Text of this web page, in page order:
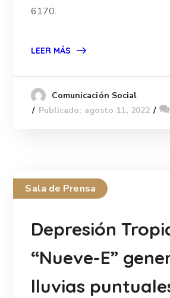
6170.
LEER MÁS
Comunicación Social
Publicado: agosto 11, 2022
Sala de Prensa
Depresión
“Nueve-E”
lluvias